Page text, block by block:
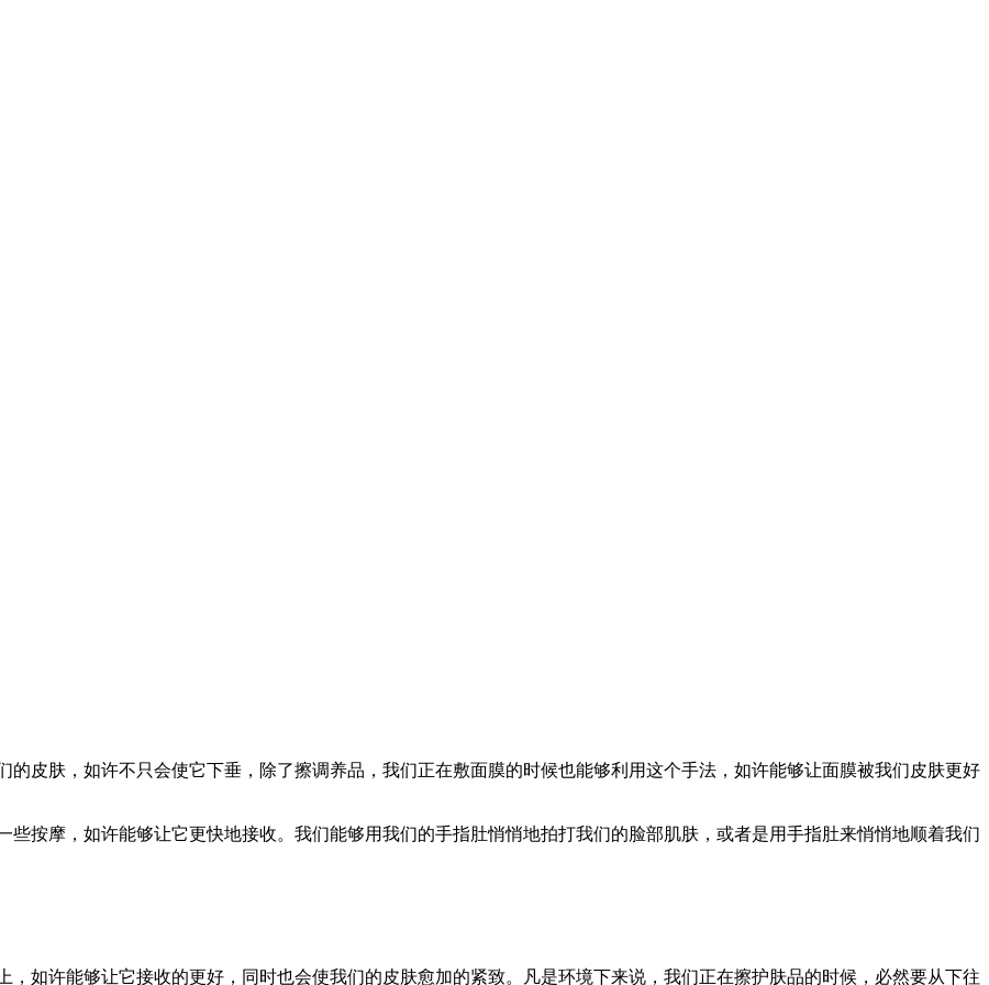
肤，如许不只会使它下垂，除了擦调养品，我们正在敷面膜的时候也能够利用这个手法，如许能够让面膜被我们皮肤更好
摩，如许能够让它更快地接收。我们能够用我们的手指肚悄悄地拍打我们的脸部肌肤，或者是用手指肚来悄悄地顺着我们
许能够让它接收的更好，同时也会使我们的皮肤愈加的紧致。凡是环境下来说，我们正在擦护肤品的时候，必然要从下往